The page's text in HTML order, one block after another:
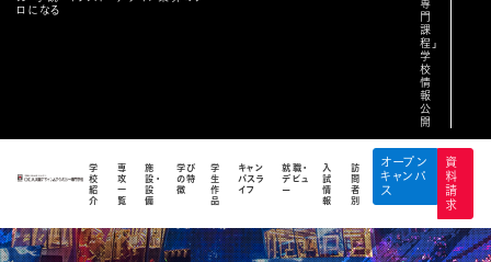
ロになる
専
門
課
程」
学
校
情
報
公
開
学
校
紹
介
専
攻
一
覧
施
設・
設
備
学び
の特
徴
学
生
作
品
キャン
パスラ
イフ
就職・
デビュ
ー
入
試
情
報
訪
問
者
別
オープン
キャンパ
ス
資
料
請
求
教育システム
講師